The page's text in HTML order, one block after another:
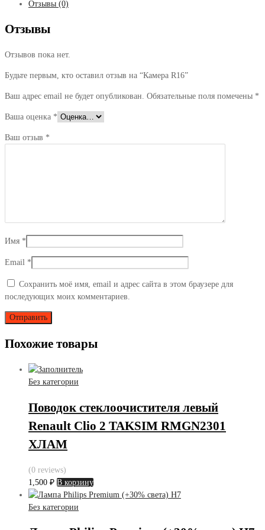
Отзывы (0)
Отзывы
Отзывов пока нет.
Будьте первым, кто оставил отзыв на “Камера R16”
Ваш адрес email не будет опубликован. Обязательные поля помечены *
Ваша оценка *
Ваш отзыв *
Имя *
Email *
Сохранить моё имя, email и адрес сайта в этом браузере для
последующих моих комментариев.
Похожие товары
Без категории
Поводок стеклоочистителя левый
Renault Clio 2 TAKSIM RMGN2301
ХЛАМ
(0 reviews)
1,500 ₽ В корзину
Без категории